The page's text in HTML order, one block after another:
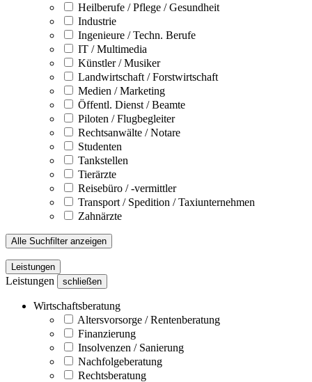
Heilberufe / Pflege / Gesundheit
Industrie
Ingenieure / Techn. Berufe
IT / Multimedia
Künstler / Musiker
Landwirtschaft / Forstwirtschaft
Medien / Marketing
Öffentl. Dienst / Beamte
Piloten / Flugbegleiter
Rechtsanwälte / Notare
Studenten
Tankstellen
Tierärzte
Reisebüro / -vermittler
Transport / Spedition / Taxiunternehmen
Zahnärzte
Alle Suchfilter anzeigen
Leistungen
Leistungen schließen
Wirtschaftsberatung
Altersvorsorge / Rentenberatung
Finanzierung
Insolvenzen / Sanierung
Nachfolgeberatung
Rechtsberatung